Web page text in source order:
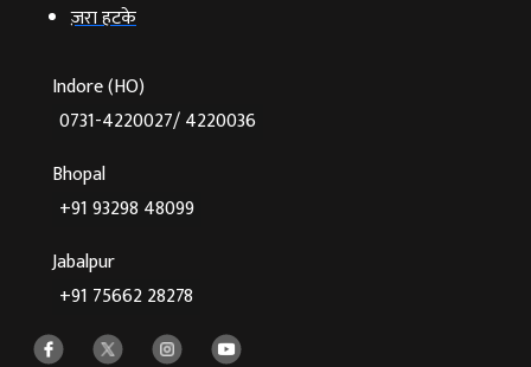
ज़रा हटके
Indore (HO)
0731-4220027/ 4220036
Bhopal
+91 93298 48099
Jabalpur
+91 75662 28278